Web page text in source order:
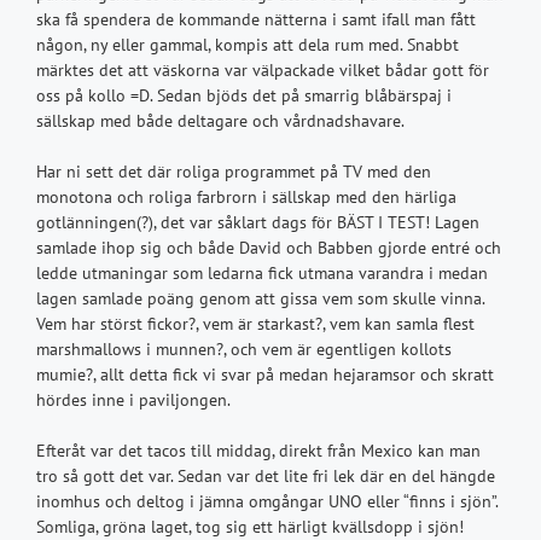
ska få spendera de kommande nätterna i samt ifall man fått
någon, ny eller gammal, kompis att dela rum med. Snabbt
märktes det att väskorna var välpackade vilket bådar gott för
oss på kollo =D. Sedan bjöds det på smarrig blåbärspaj i
sällskap med både deltagare och vårdnadshavare.
Har ni sett det där roliga programmet på TV med den
monotona och roliga farbrorn i sällskap med den härliga
gotlänningen(?), det var såklart dags för BÄST I TEST! Lagen
samlade ihop sig och både David och Babben gjorde entré och
ledde utmaningar som ledarna fick utmana varandra i medan
lagen samlade poäng genom att gissa vem som skulle vinna.
Vem har störst fickor?, vem är starkast?, vem kan samla flest
marshmallows i munnen?, och vem är egentligen kollots
mumie?, allt detta fick vi svar på medan hejaramsor och skratt
hördes inne i paviljongen.
Efteråt var det tacos till middag, direkt från Mexico kan man
tro så gott det var. Sedan var det lite fri lek där en del hängde
inomhus och deltog i jämna omgångar UNO eller “finns i sjön”.
Somliga, gröna laget, tog sig ett härligt kvällsdopp i sjön!